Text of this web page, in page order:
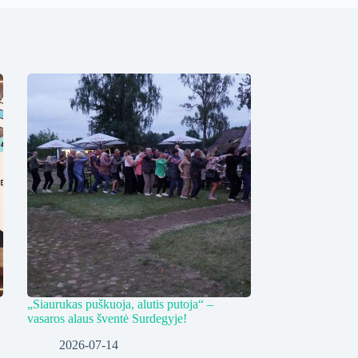
„Siaurukas puškuoja, alutis putoja“ –
vasaros alaus šventė Surdegyje!
2026-07-14